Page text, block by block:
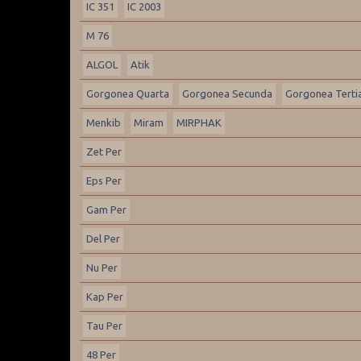
IC 351 IC 2003
M 76
ALGOL Atik
Gorgonea Quarta Gorgonea Secunda Gorgonea
Menkib Miram MIRPHAK
Zet Per
Eps Per
Gam Per
Del Per
Nu Per
Kap Per
Tau Per
48 Per